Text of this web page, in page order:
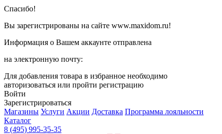
Спасибо!
Вы зарегистрированы на сайте www.maxidom.ru!
Информация о Вашем аккаунте отправлена
на электронную почту:
Для добавления товара в избранное необходимо
авторизоваться или пройти регистрацию
Войти
Зарегистрироваться
Магазины Услуги Акции Доставка Программа лояльности
Каталог
8 (495) 995-35-35